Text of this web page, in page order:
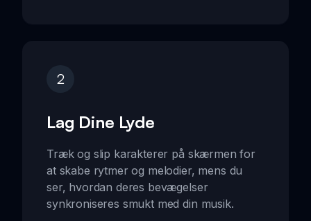
2
Lag Dine Lyde
Træk og slip karakterer på skærmen for
at skabe rytmer og melodier, mens du
ser, hvordan deres bevægelser
synkroniseres smukt med din musik.